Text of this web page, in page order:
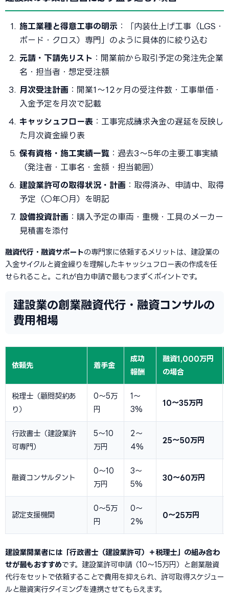
施工業種と得意工事の明示 ：「内装仕上げ工事（LGS・
ボード・クロス）専門」のように具体的に絞り込む
元請・下請先リスト ：開業前から取引予定の発注先企業
名・担当者・想定受注額
月次受注計画 ：開業1〜12ヶ月の受注件数・工事単価・
入金予定を月次で記載
キャッシュフロー表 ：工事完成→請求→入金の遅延を反映し
た月次資金繰り表
保有資格・施工実績一覧 ：過去3〜5年の主要工事実績
（発注者・工事名・金額・担当範囲）
建設業許可の取得状況・計画 ：取得済み、申請中、取得
予定（○年○月）を明記
設備投資計画 ：購入予定の車両・重機・工具のメーカー
見積書を添付
融資代行・融資サポートの専門家に依頼するメリットは、建設業の
入金サイクルと資金繰りを理解したキャッシュフロー表の作成を任
せられること。これが自力申請で最もつまずくポイントです。
建設業の創業融資代行・融資コンサルの
費用相場
依頼先 着手金
成功
報酬
融資1,000万円
の場合
税理士（顧問契約あ
り）
0〜5万
円
1〜
3%
10〜35万円
行政書士（建設業許
可専門）
5〜10
万円
2〜
4%
25〜50万円
融資コンサルタント
0〜10
万円
3〜
5%
30〜60万円
認定支援機関
0〜5万
円
0〜
2%
0〜25万円
建設業開業者には「行政書士（建設業許可）＋税理士」の組み合わ
せが最もおすすめです。建設業許可申請（10〜15万円）と創業融資
代行をセットで依頼することで費用を抑えられ、許可取得スケジュー
ルと融資実行タイミングを連携させてもらえます。